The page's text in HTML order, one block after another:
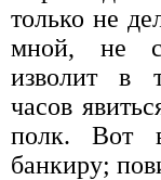
только не
мной, не
изволит в
часов
полк. Вот
банкиру;